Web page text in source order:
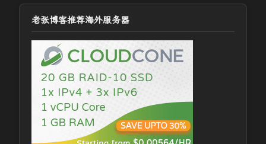
老张博客推荐海外服务器